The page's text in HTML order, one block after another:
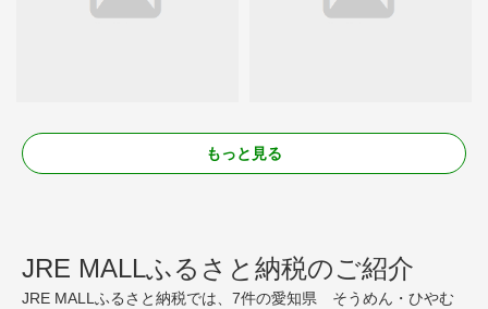
もっと見る
JRE MALLふるさと納税のご紹介
JRE MALLふるさと納税では、7件の愛知県 そうめん・ひやむ